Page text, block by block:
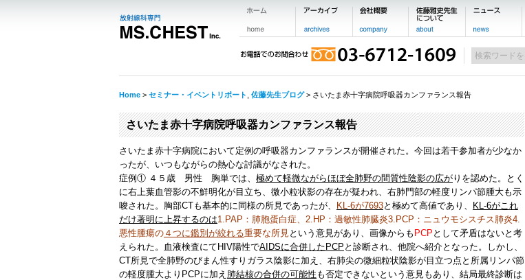
Home > セミナー・イベントリポート 佐藤先生ブログ> さいたま赤十字病院呼吸器カンファランス報告
さいたま赤十字病院呼吸器カンファランス報告
さいたま赤十字病院において定例の呼吸器カンファランスが開催された。今回は若干参加者が少なか
ったが、いつもながらの熱心な討議がなされた。
症例① ４５歳 男性 胸単では、 極めて軽微ながらほぼ全肺野の間質性陰影の広がりを認めた。とく
に右上葉血管影の不鮮明化が目立ち、微小粒状影の存在が疑われ、右肺門部の軽度リンパ節腫大も示
唆された。胸部CTも基本的に同様の所見であったが、
KL-6が7693と極めて高値であり、
KL-6がこれ
だけ著明に上昇するのは1.PAP：肺胞蛋白症、2.HP：過敏性肺臓炎3.PCP：ニュウモシスチス肺炎4.
悪性腫瘍の ４つに鑑別 が絞れる重要な所見という意見があり、画像からも PCP として矛盾はないと考
えられた。血液検査にてHIV陽性でAIDSに合併したPCP と診断され、他院へ紹介となった。しかし、
CT所見で全肺野のびまん性すりガラス陰影に加え、右肺尖の微細粒状陰影が目立つ点と所属リンパ節
の軽度腫大よりPCPに加え 肺結核の合併の可能性 も否定できないという意見もあり、結局最終診断は